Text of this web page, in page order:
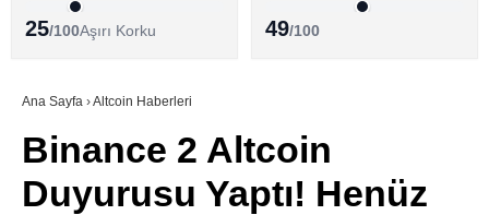
TikTok
ALTCOİN HABERLERİ
SÖZLÜK
25/100Aşırı Korku 49/100
Ana Sayfa ›Altcoin Haberleri
Binance 2 Altcoin
Duyurusu Yaptı! Henüz